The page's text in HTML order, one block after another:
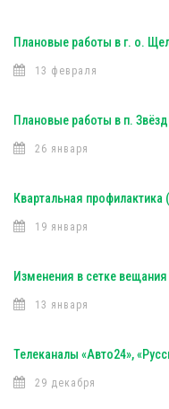
Плановые работы в г. о.
13 февраля
Плановые работы в п.
26 января
Квартальная профилактика
19 января
Изменения в сетке
13 января
Телеканалы «Авто24»,
29 декабря